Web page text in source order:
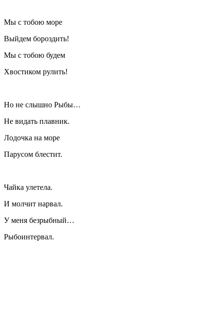
Мы с тобою море
Выйдем бороздить!
Мы с тобою будем
Хвостиком рулить!
Но не слышно Рыбы…
Не видать плавник.
Лодочка на море
Парусом блестит.
Чайка улетела.
И молчит нарвал.
У меня безрыбный…
Рыбоинтервал.